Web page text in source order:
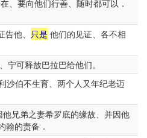
、要向他们行善、随时都可以．
他、 只是 他们的见证、各不相
宁可释放巴拉巴给他们。
沙伯不生育、两个人又年纪老迈
兄弟之妻希罗底的缘故、并因他
翰的责备．